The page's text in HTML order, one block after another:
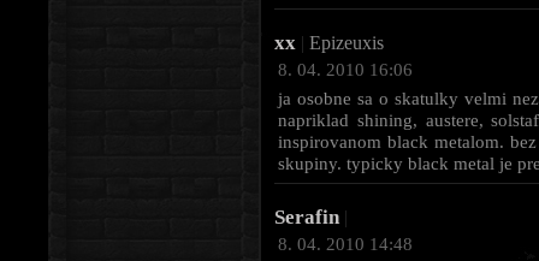
xx | Epizeuxis
8. 04. 2010 16:06
ja osobne sa o skatulky velmi
napriklad shining, austere,
inspirovanom black metalom.
skupiny. typicky black metal je
Serafin |
8. 04. 2010 14:48